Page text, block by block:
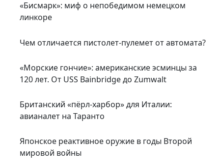
«Бисмарк»: миф о непобедимом немецком
линкоре
Чем отличается пистолет-пулемет от автомата?
«Морские гончие»: американские эсминцы за
120 лет. От USS Bainbridge до Zumwalt
Британский «пёрл-харбор» для Италии:
авианалет на Таранто
Японское реактивное оружие в годы Второй
мировой войны